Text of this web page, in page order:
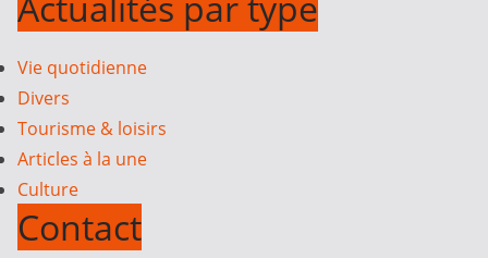
Vie quotidienne
Divers
Tourisme & loisirs
Articles à la une
Culture
Contact